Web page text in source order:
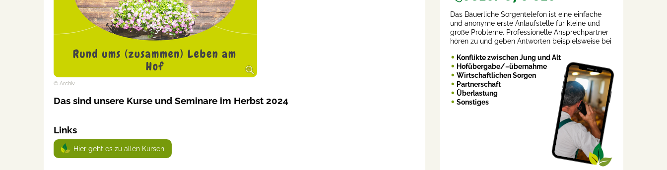
© Archiv
Das sind unsere Kurse und Seminare im Herbst 2024
Links
Hier geht es zu allen Kursen
Das Bäuerliche Sorgentelefon ist eine einfache
und anonyme erste Anlaufstelle für kleine und
große Probleme. Professionelle Ansprechpartner
hören zu und geben Antworten beispielsweise bei
Konflikte zwischen Jung und Alt
Hofübergabe/–übernahme
Wirtschaftlichen Sorgen
Partnerschaft
Überlastung
Sonstiges